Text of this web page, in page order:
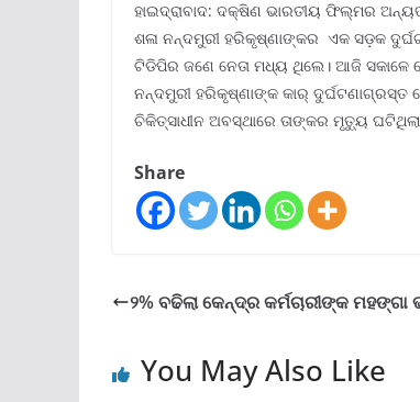
ହାଇଦ୍ରାବାଦ: ଦକ୍ଷିଣ ଭାରତୀୟ ଫିଲ୍ମର
ଶଳା ନନ୍ଦମୁରୀ ହରିକୃଷ୍ଣାଙ୍କର ଏକ ସଡ଼କ
ଟିଡିପିର ଜଣେ ନେତା ମଧ୍ୟ ଥିଲେ। ଆଜି ସକାଳେ
ନନ୍ଦମୁରୀ ହରିକୃଷ୍ଣାଙ୍କ କାର୍ ଦୁର୍ଘଟଣାଗ୍ରସ୍ତ
ଚିକିତ୍ସାଧୀନ ଅବସ୍ଥାରେ ତାଙ୍କର ମୃତ୍ୟୁ
Share
୨% ବଢିଲା କେନ୍ଦ୍ର କର୍ମଚାରୀଙ୍କ ମହଙ୍ଗା
You May Also Like